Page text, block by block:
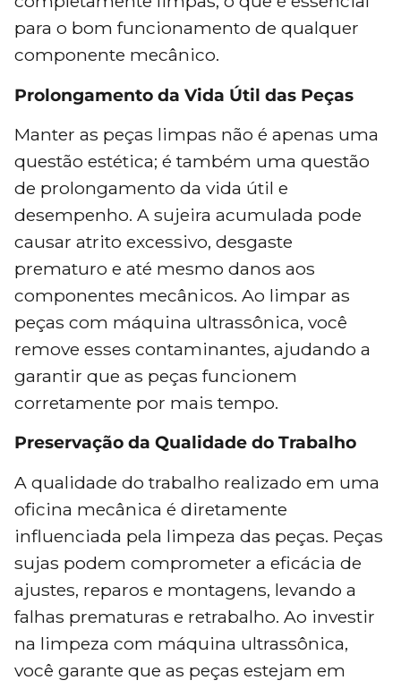
para o bom funcionamento de qualquer
componente mecânico.
Prolongamento da Vida Útil das Peças
Manter as peças limpas não é apenas uma
questão estética; é também uma questão
de prolongamento da vida útil e
desempenho. A sujeira acumulada pode
causar atrito excessivo, desgaste
prematuro e até mesmo danos aos
componentes mecânicos. Ao limpar as
peças com máquina ultrassônica, você
remove esses contaminantes, ajudando a
garantir que as peças funcionem
corretamente por mais tempo.
Preservação da Qualidade do Trabalho
A qualidade do trabalho realizado em uma
oficina mecânica é diretamente
influenciada pela limpeza das peças. Peças
sujas podem comprometer a eficácia de
ajustes, reparos e montagens, levando a
falhas prematuras e retrabalho. Ao investir
na limpeza com máquina ultrassônica,
você garante que as peças estejam em